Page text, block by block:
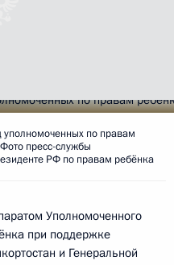
уполномоченных по правам
пресс-службы
РФ по правам ребёнка
Уполномоченного
при поддержке
и Генеральной